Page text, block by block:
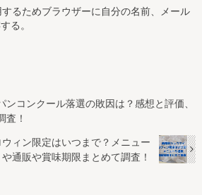
るためブラウザーに自分の名前、メール
る。
ンコンクール落選の敗因は？感想と評価、
査！
ィン限定はいつまで？メニュー
や通販や賞味期限まとめて調査！